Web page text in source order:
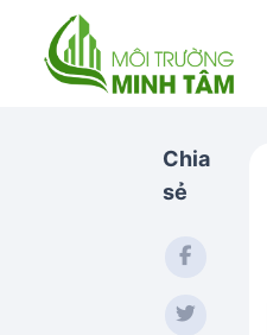
content
Chia
sẻ